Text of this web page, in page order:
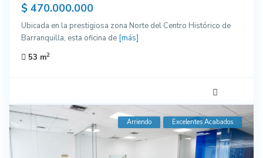
$ 470.000.000
Ubicada en la prestigiosa zona Norte del Centro Histórico de
Barranquilla, esta oficina de [más]
53 m2
Arriendo Excelentes Acabados